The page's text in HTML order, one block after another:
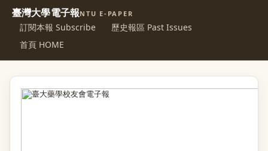
臺灣大學電子報NTU E-PAPER
訂閱本報 Subscribe
歷史報區 Past Issues
首頁 HOME